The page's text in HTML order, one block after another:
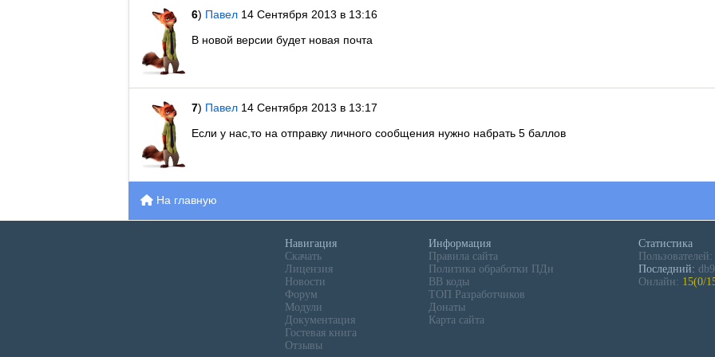
6) Павел 14 Сентября 2013 в 13:16
В новой версии будет новая почта
7) Павел 14 Сентября 2013 в 13:17
Если у нас,то на отправку личного сообщения нужно набрать 5 баллов
На главную
Навигация
Скачать
Лицензия
Новости
Форум
Модули
Документация
Гостевая книга
Отзывы
Информация
Правила сайта
Политика обработки ПДн
BB коды
ТОП Разработчиков
Донаты
Карта сайта
Статистика
Пользователей:
Последний:
Онлайн: 15(0/